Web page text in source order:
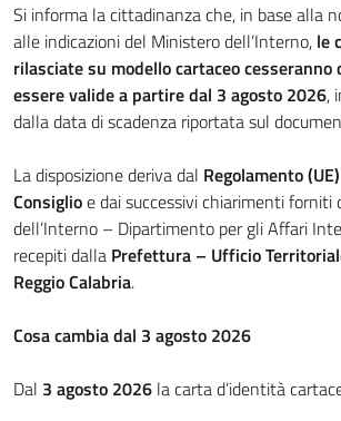
Si informa la cittadinanza che, in base alla
alle indicazioni del Ministero dell’Interno, le
rilasciate su modello cartaceo
essere valide a partire dal 3 agosto 2026,
dalla data di scadenza riportata sul
La disposizione deriva dal Regolamento
Consiglioe dai successivi chiarimenti forniti
dell’Interno – Dipartimento per gli Affari
recepiti dalla Prefettura – Ufficio
Reggio Calabria.
Cosa cambia dal 3 agosto 2026
Dal 3 agosto 2026 la carta d’identità